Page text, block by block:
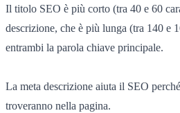
Il titolo SEO è più corto (tra 40 e 60
descrizione, che è più lunga (tra 140 e
entrambi la parola chiave principale.
La meta descrizione aiuta il SEO
troveranno nella pagina.